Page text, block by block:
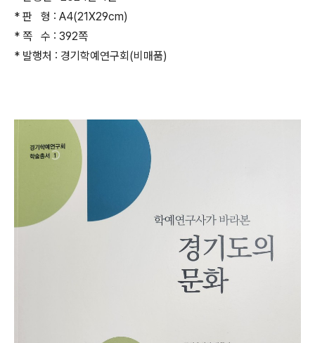
* 판 형 : A4(21X29cm)
* 쪽 수 : 392쪽
* 발행처 : 경기학예연구회(비매품)